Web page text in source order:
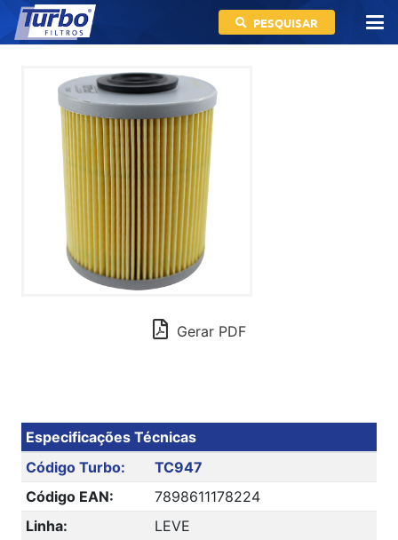
PESQUISAR
Gerar PDF
Especificações Técnicas
Código Turbo:
TC947
Código EAN:
7898611178224
Linha:
LEVE